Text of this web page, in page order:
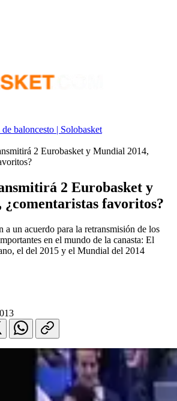
baloncesto | Solobasket
2 Eurobasket y Mundial 2014,
2 Eurobasket y
favoritos?
un acuerdo para la retransmisión de los
en el mundo de la canasta: El
el del 2015 y el Mundial del 2014